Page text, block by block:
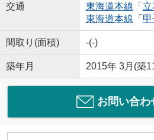
交通
東海道本線 「
東海道本線 「
間取り(面積) -(-)
築年月 2015年 3月(築
お問い合わ